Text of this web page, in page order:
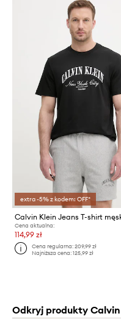
extra -5% z kodem: OFF*
Cena aktualna:
114,99 zł
Cena regularna:209,99 zł
Najniższa cena:125,99 zł
Odkryj produkty